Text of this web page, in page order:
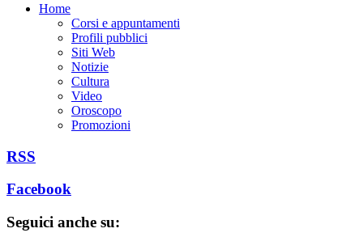
Home
Corsi e appuntamenti
Profili pubblici
Siti Web
Notizie
Cultura
Video
Oroscopo
Promozioni
RSS
Facebook
Seguici anche su: